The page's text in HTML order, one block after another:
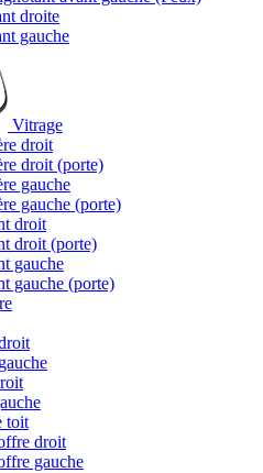
droite
gauche
Vitrage
droit
droit (porte)
gauche
gauche (porte)
droit
droit (porte)
gauche
gauche (porte)
toit
droit
gauche